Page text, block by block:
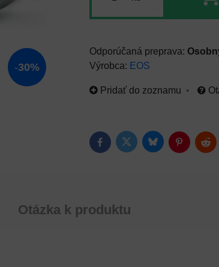
30%
Výrobca: EOS
Pridať do zoznamu
FacebookTwitterBlueskyPinterest
Otázka k produktu